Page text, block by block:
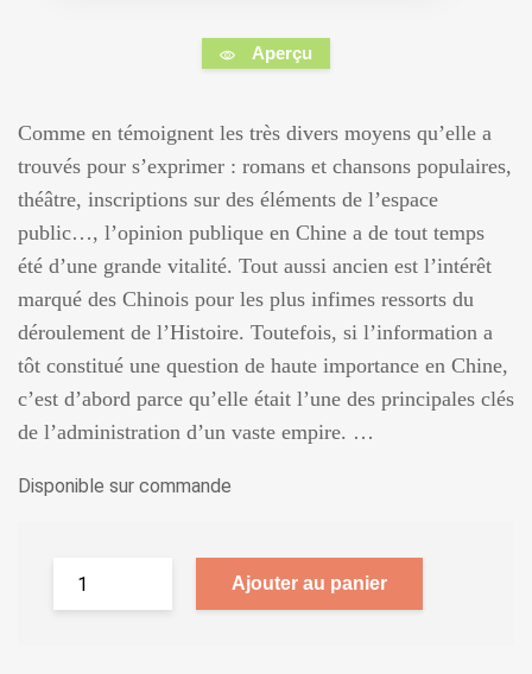
Aperçu
Comme en témoignent les très divers moyens qu’elle a
trouvés pour s’exprimer : romans et chansons populaires,
théâtre, inscriptions sur des éléments de l’espace
public…, l’opinion publique en Chine a de tout temps
été d’une grande vitalité. Tout aussi ancien est l’intérêt
marqué des Chinois pour les plus infimes ressorts du
déroulement de l’Histoire. Toutefois, si l’information a
tôt constitué une question de haute importance en Chine,
c’est d’abord parce qu’elle était l’une des principales clés
de l’administration d’un vaste empire. …
Disponible sur commande
Ajouter au panier